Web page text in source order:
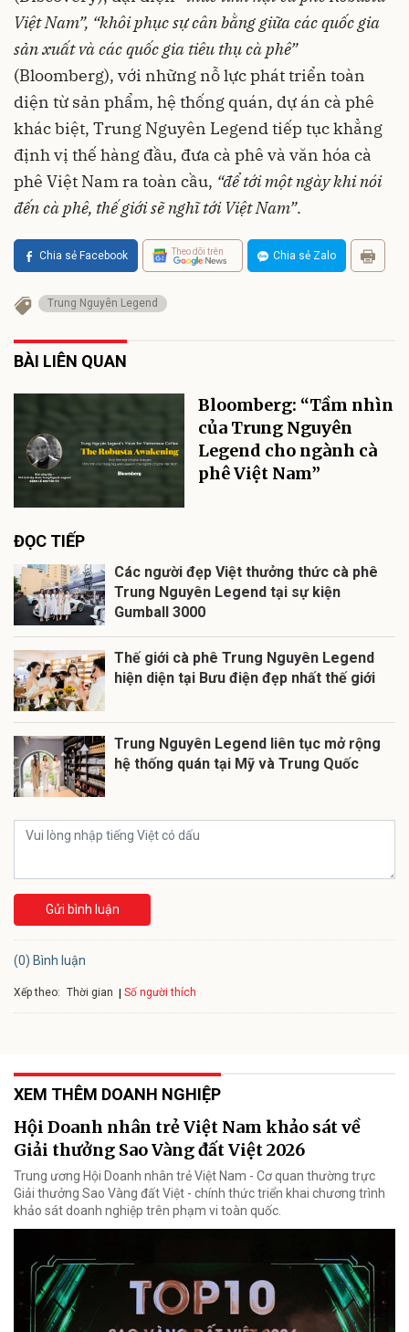
Việt Nam”, “khôi phục sự cân bằng giữa các quốc gia
sản xuất và các quốc gia tiêu thụ cà phê”
(Bloomberg), với những nỗ lực phát triển toàn
diện từ sản phẩm, hệ thống quán, dự án cà phê
khác biệt, Trung Nguyên Legend tiếp tục khẳng
định vị thế hàng đầu, đưa cà phê và văn hóa cà
phê Việt Nam ra toàn cầu, “để tới một ngày khi nói
đến cà phê, thế giới sẽ nghĩ tới Việt Nam”.
Chia sẻ Facebook Theo dõi trên Chia sẻ Zalo
Trung Nguyên Legend
BÀI LIÊN QUAN
Bloomberg: “Tầm nhìn
của Trung Nguyên
Legend cho ngành cà
phê Việt Nam”
ĐỌC TIẾP
Các người đẹp Việt thưởng thức cà phê
Trung Nguyên Legend tại sự kiện
Gumball 3000
Thế giới cà phê Trung Nguyên Legend
hiện diện tại Bưu điện đẹp nhất thế giới
Trung Nguyên Legend liên tục mở rộng
hệ thống quán tại Mỹ và Trung Quốc
Gửi bình luận
(0) Bình luận
Xếp theo: Thời gian Số người thích
XEM THÊM DOANH NGHIỆP
Hội Doanh nhân trẻ Việt Nam khảo sát về
Giải thưởng Sao Vàng đất Việt 2026
Trung ương Hội Doanh nhân trẻ Việt Nam - Cơ quan thường trực
Giải thưởng Sao Vàng đất Việt - chính thức triển khai chương trình
khảo sát doanh nghiệp trên phạm vi toàn quốc.